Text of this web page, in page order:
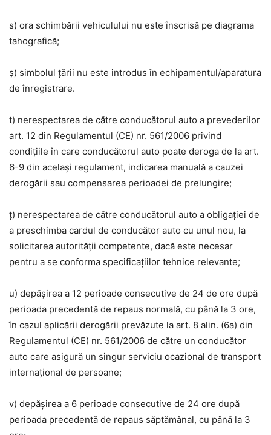
s) ora schimbării vehiculului nu este înscrisă pe diagrama
tahografică;
ș) simbolul țării nu este introdus în echipamentul/aparatura
de înregistrare.
t) nerespectarea de către conducătorul auto a prevederilor
art. 12 din Regulamentul (CE) nr. 561/2006 privind
condițiile în care conducătorul auto poate deroga de la art.
6-9 din același regulament, indicarea manuală a cauzei
derogării sau compensarea perioadei de prelungire;
ț) nerespectarea de către conducătorul auto a obligației de
a preschimba cardul de conducător auto cu unul nou, la
solicitarea autorității competente, dacă este necesar
pentru a se conforma specificațiilor tehnice relevante;
u) depășirea a 12 perioade consecutive de 24 de ore după
perioada precedentă de repaus normală, cu până la 3 ore,
în cazul aplicării derogării prevăzute la art. 8 alin. (6a) din
Regulamentul (CE) nr. 561/2006 de către un conducător
auto care asigură un singur serviciu ocazional de transport
internațional de persoane;
v) depășirea a 6 perioade consecutive de 24 ore după
perioada precedentă de repaus săptămânal, cu până la 3